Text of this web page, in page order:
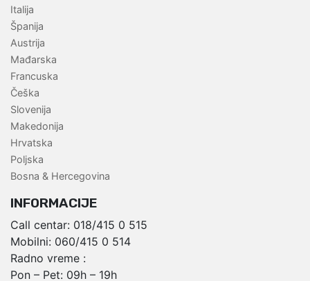
Italija
Španija
Austrija
Mađarska
Francuska
Češka
Slovenija
Makedonija
Hrvatska
Poljska
Bosna & Hercegovina
INFORMACIJE
Call centar: 018/415 0 515
Mobilni: 060/415 0 514
Radno vreme :
Pon – Pet: 09h – 19h